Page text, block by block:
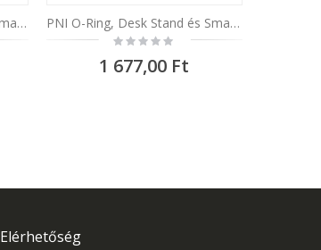
PNI O-Ring, Desk Stand és Smart Grip univerzális tartó, Silver, autótartó mellékelve PNI O-Ring, Desk Stand és Smart Grip univerzális tartó , Champagne, autótartó mellékelve
Rating:
0%
1 677,00 Ft
Elérhetőség